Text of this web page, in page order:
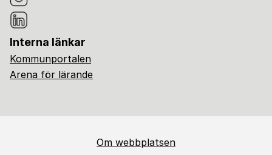
Interna länkar
Kommunportalen
Arena för lärande
Om webbplatsen